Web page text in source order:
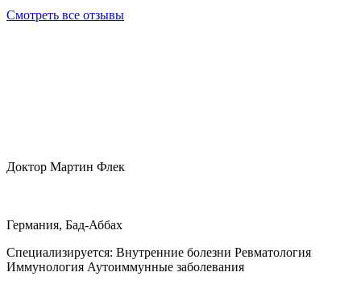
Смотреть все отзывы
Доктор Мартин Флек
Германия, Бад-Аббах
Специализируется: Внутренние болезни Ревматология
Иммунология Аутоиммунные заболевания